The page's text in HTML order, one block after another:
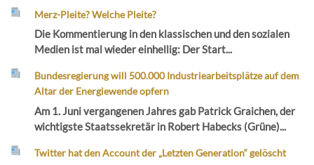
Merz-Pleite? Welche Pleite?
Die Kommentierung in den klassischen und den sozialen
Medien ist mal wieder einhellig: Der Start...
Bundesregierung will 500.000 Industriearbeitsplätze auf dem
Altar der Energiewende opfern
Am 1. Juni vergangenen Jahres gab Patrick Graichen, der
wichtigste Staatssekretär in Robert Habecks (Grüne)...
Twitter hat den Account der „Letzten Generation“ gelöscht